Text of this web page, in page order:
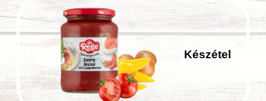
Készétel